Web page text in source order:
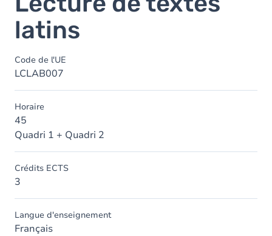
latins
Code de l'UE
LCLAB007
Horaire
45
Quadri 1 + Quadri 2
Crédits ECTS
3
Langue d'enseignement
Français